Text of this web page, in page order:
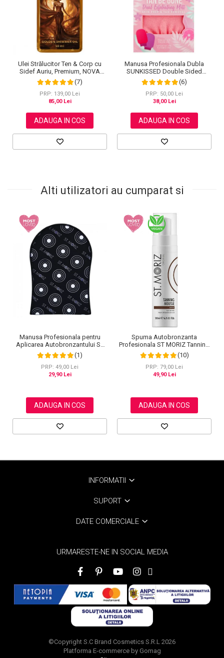
Ulei Strălucitor Ten & Corp cu
Sidef Auriu, Premium, NOVA
KISS®, 50 ml(7)
PRP: 139,00 Lei
85,00 Lei
ADAUGA IN COS
Manusa Profesionala Dubla
SUNKISSED Double Sided
pentru Exfolierea Pielii
(6)
PRP: 50,00 Lei
38,00 Lei
ADAUGA IN COS
Alti utilizatori au cumparat si
Manusa Profesionala pentru
Aplicarea Autobronzantului ST
MORIZ Velvet Tanning Mitt
(1)
PRP: 49,00 Lei
29,90 Lei
ADAUGA IN COS
Spuma Autobronzanta
Profesionala ST MORIZ Tanning
Mousse, Efect instant, Dark, 200
ml
(10)
PRP: 79,00 Lei
49,90 Lei
ADAUGA IN COS
INFORMATII
SUPORT
DATE COMERCIALE
URMARESTE-NE IN SOCIAL MEDIA
©Copyright S.C Brand Cosmetics S.R.L 2026
Platforma E-commerce by Gomag